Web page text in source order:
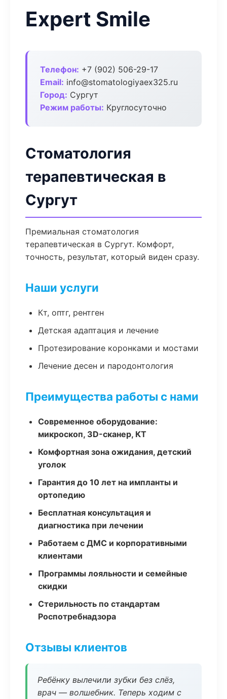
Expert Smile
Телефон: +7 (902) 506-29-17
Email: info@stomatologiyaex325.ru
Город: Сургут
Режим работы: Круглосуточно
Стоматология
терапевтическая в
Сургут
Премиальная стоматология
терапевтическая в Сургут. Комфорт,
точность, результат, который виден сразу.
Наши услуги
Кт, оптг, рентген
Детская адаптация и лечение
Протезирование коронками и мостами
Лечение десен и пародонтология
Преимущества работы с нами
Современное оборудование:
микроскоп, 3D-сканер, КТ
Комфортная зона ожидания, детский
уголок
Гарантия до 10 лет на импланты и
ортопедию
Бесплатная консультация и
диагностика при лечении
Работаем с ДМС и корпоративными
клиентами
Программы лояльности и семейные
скидки
Стерильность по стандартам
Роспотребнадзора
Отзывы клиентов
Ребёнку вылечили зубки без слёз,
врач — волшебник. Теперь ходим с